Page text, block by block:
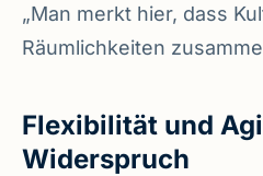
„Man merkt hier, dass
Räumlichkeiten
Flexibilität und
Widerspruch